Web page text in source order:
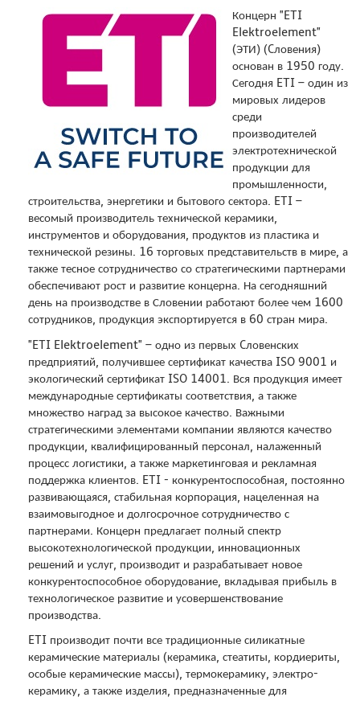
Концерн "ETI
Elektroelement"
(ЭТИ) (Cловения)
основан в 1950 году.
Сегодня ETI – один из
мировых лидеров
среди
производителей
электротехнической
продукции для
промышленности,
строительства, энергетики и бытового сектора. ETI –
весомый производитель технической керамики,
инструментов и оборудования, продуктов из пластика и
технической резины. 16 торговых представительств в мире, а
также тесное сотрудничество со стратегическими партнерами
обеспечивают рост и развитие концерна. На сегодняшний
день на производстве в Словении работают более чем 1600
сотрудников, продукция экспортируется в 60 стран мира.
"ETI Elektroelement" – одно из первых Cловенских
предприятий, получившее сертификат качества ISO 9001 и
экологический сертификат ISO 14001. Вся продукция имеет
международные сертификаты соответствия, а также
множество наград за высокое качество. Важными
стратегическими элементами компании являются качество
продукции, квалифицированный персонал, налаженный
процесс логистики, а также маркетинговая и рекламная
поддержка клиентов. ETI - конкурентоспособная, постоянно
развивающаяся, стабильная корпорация, нацеленная на
взаимовыгодное и долгосрочное сотрудничество с
партнерами. Концерн предлагает полный спектр
высокотехнологической продукции, инновационных
решений и услуг, производит и разрабатывает новое
конкурентоспособное оборудование, вкладывая прибыль в
технологическое развитие и усовершенствование
производства.
ETI производит почти все традиционные силикатные
керамические материалы (керамика, стеатиты, кордиериты,
особые керамические массы), термокерамику, электро-
керамику, а также изделия, предназначенные для